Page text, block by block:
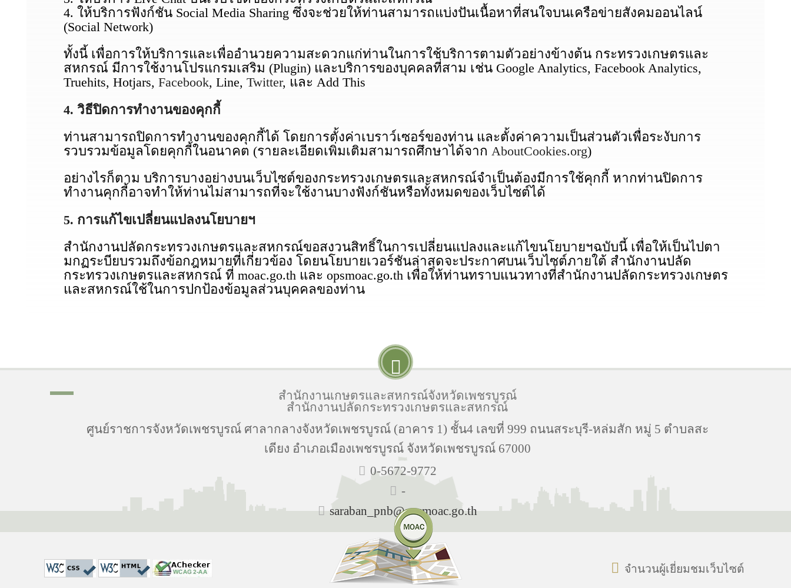
4. ให้บริการฟังก์ชัน Social Media Sharing ซึ่งจะช่วยให้ท่านสามารถแบ่งปันเนื้อหาที่สนใจบนเครือข่ายสังคมออนไลน์
(Social Network)
ทั้งนี้ เพื่อการให้บริการและเพื่ออำนวยความสะดวกแก่ท่านในการใช้บริการตามตัวอย่างข้างต้น กระทรวงเกษตรและ
สหกรณ์ มีการใช้งานโปรแกรมเสริม (Plugin) และบริการของบุคคลที่สาม เช่น Google Analytics, Facebook Analytics,
Truehits, Hotjars,Facebook, Line,Twitter, และ Add This
4. วิธีปิดการทำงานของคุกกี้
ท่านสามารถปิดการทำงานของคุกกี้ได้ โดยการตั้งค่าเบราว์เซอร์ของท่าน และตั้งค่าความเป็นส่วนตัวเพื่อระงับการ
รวบรวมข้อมูลโดยคุกกี้ในอนาคต (รายละเอียดเพิ่มเติมสามารถศึกษาได้จากAboutCookies.org)
อย่างไรก็ตาม บริการบางอย่างบนเว็บไซต์ของกระทรวงเกษตรและสหกรณ์จำเป็นต้องมีการใช้คุกกี้ หากท่านปิดการ
ทำงานคุกกี้อาจทำให้ท่านไม่สามารถที่จะใช้งานบางฟังก์ชันหรือทั้งหมดของเว็บไซต์ได้
5. การแก้ไขเปลี่ยนแปลงนโยบายฯ
สำนักงานปลัดกระทรวงเกษตรและสหกรณ์ขอสงวนสิทธิ์ในการเปลี่ยนแปลงและแก้ไขนโยบายฯฉบับนี้ เพื่อให้เป็นไปตา
มกฏระบียบรวมถึงข้อกฎหมายที่เกี่ยวข้อง โดยนโยบายเวอร์ชันล่าสุดจะประกาศบนเว็บไซต์ภายใต้ สำนักงานปลัด
กระทรวงเกษตรและสหกรณ์ ที่ moac.go.th และ opsmoac.go.th เพื่อให้ท่านทราบแนวทางที่สำนักงานปลัดกระทรวงเกษตร
และสหกรณ์ใช้ในการปกป้องข้อมูลส่วนบุคคลของท่าน
สำนักงานเกษตรและสหกรณ์จังหวัดเพชรบูรณ์
สำนักงานปลัดกระทรวงเกษตรและสหกรณ์
ศูนย์ราชการจังหวัดเพชรบูรณ์ ศาลากลางจังหวัดเพชรบูรณ์ (อาคาร 1) ชั้น4 เลขที่ 999 ถนนสระบุรี-หล่มสัก หมู่ 5 ตำบลสะ
เดียง อำเภอเมืองเพชรบูรณ์ จังหวัดเพชรบูรณ์ 67000
0-5672-9772
-
saraban_pnb@opsmoac.go.th
จำนวนผู้เยี่ยมชมเว็บไซต์